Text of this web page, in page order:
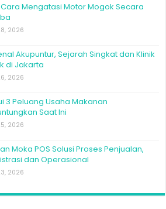
Cara Mengatasi Motor Mogok Secara
2026
Akupuntur, Sejarah Singkat dan Klinik
di Jakarta
2026
3 Peluang Usaha Makanan
Saat Ini
2026
Moka POS Solusi Proses Penjualan,
dan Operasional
2026